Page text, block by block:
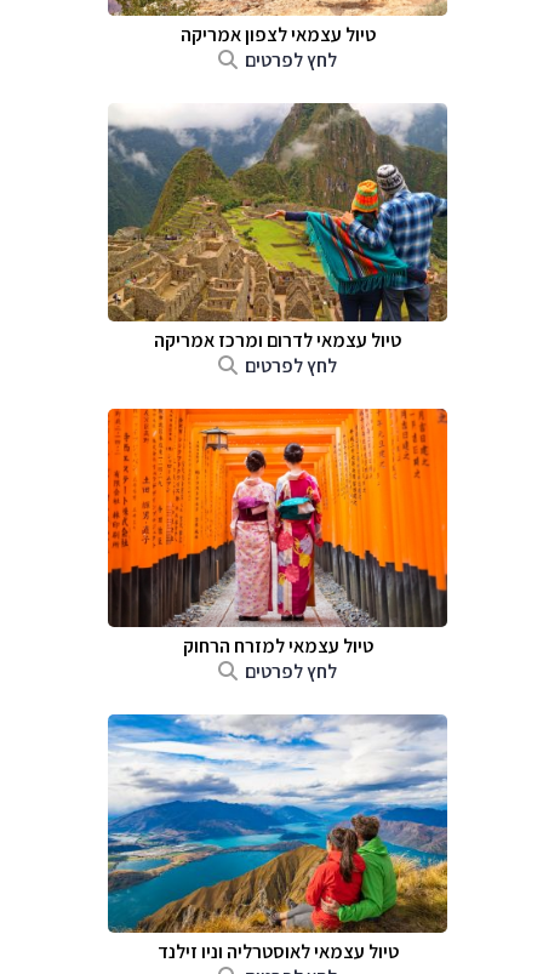
טיול עצמאי לצפון אמריקה
לחץ לפרטים
טיול עצמאי לדרום ומרכז אמריקה
לחץ לפרטים
טיול עצמאי למזרח הרחוק
לחץ לפרטים
טיול עצמאי לאוסטרליה וניו זילנד